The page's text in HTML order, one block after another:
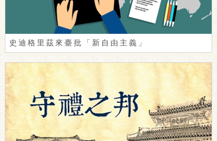
史迪格里茲來臺批「新自由主義」